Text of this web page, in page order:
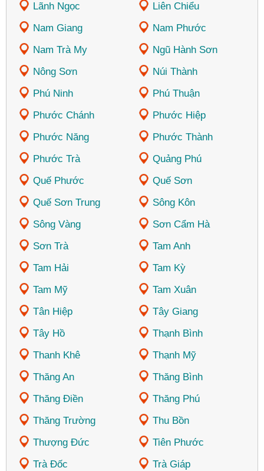
Lãnh Ngọc
Liên Chiểu
Nam Giang
Nam Phước
Nam Trà My
Ngũ Hành Sơn
Nông Sơn
Núi Thành
Phú Ninh
Phú Thuận
Phước Chánh
Phước Hiệp
Phước Năng
Phước Thành
Phước Trà
Quảng Phú
Quế Phước
Quế Sơn
Quế Sơn Trung
Sông Kôn
Sông Vàng
Sơn Cẩm Hà
Sơn Trà
Tam Anh
Tam Hải
Tam Kỳ
Tam Mỹ
Tam Xuân
Tân Hiệp
Tây Giang
Tây Hồ
Thạnh Bình
Thanh Khê
Thạnh Mỹ
Thăng An
Thăng Bình
Thăng Điền
Thăng Phú
Thăng Trường
Thu Bồn
Thượng Đức
Tiên Phước
Trà Đốc
Trà Giáp